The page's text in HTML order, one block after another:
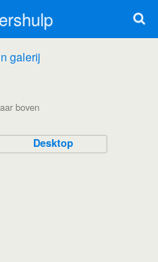
galerij
boven
Desktop